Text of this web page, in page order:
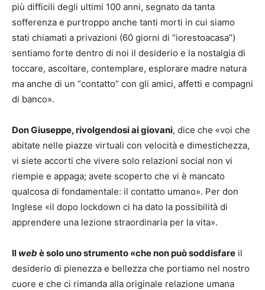
più difficili degli ultimi 100 anni, segnato da tanta
sofferenza e purtroppo anche tanti morti in cui siamo
stati chiamati a privazioni (60 giorni di “iorestoacasa”)
sentiamo forte dentro di noi il desiderio e la nostalgia di
toccare, ascoltare, contemplare, esplorare madre natura
ma anche di un “contatto” con gli amici, affetti e compagni
di banco».
Don Giuseppe, rivolgendosi ai giovani, dice che «voi che
abitate nelle piazze virtuali con velocità e dimestichezza,
vi siete accorti che vivere solo relazioni social non vi
riempie e appaga; avete scoperto che vi è mancato
qualcosa di fondamentale: il contatto umano». Per don
Inglese «il dopo lockdown ci ha dato la possibilità di
apprendere una lezione straordinaria per la vita».
Il web è solo uno strumento «che non può soddisfare il
desiderio di pienezza e bellezza che portiamo nel nostro
cuore e che ci rimanda alla originale relazione umana